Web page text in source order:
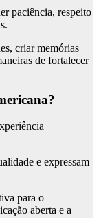
paciência, respeito
criar memórias
de fortalecer
e expressam
para o
aberta e a